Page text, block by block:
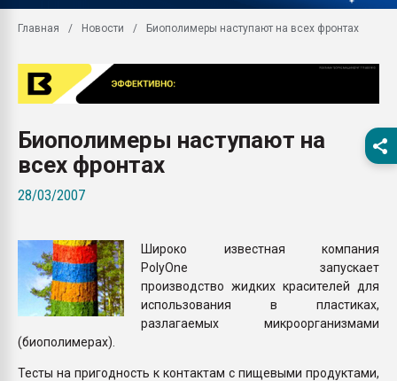
Помощь в подборе
Вакуум-формовочные
первый план в
бутылок
ПЕРЕЙТИ НА
Главная Новости Биополимеры наступают на всех фронтах
Биополимеры наступают на
всех фронтах
28/03/2007
Широко известная компания
PolyOne запускает
производство жидких красителей для
использования в пластиках,
разлагаемых микроорганизмами
(биополимерах).
Тесты на пригодность к контактам с пищевыми продуктами,